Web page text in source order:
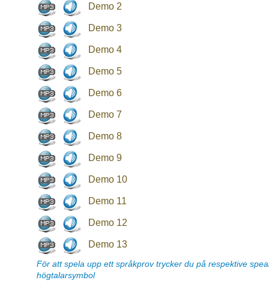
Demo 2
Demo 3
Demo 4
Demo 5
Demo 6
Demo 7
Demo 8
Demo 9
Demo 10
Demo 11
Demo 12
Demo 13
För att spela upp ett språkprov trycker du på respektive
högtalarsymbol